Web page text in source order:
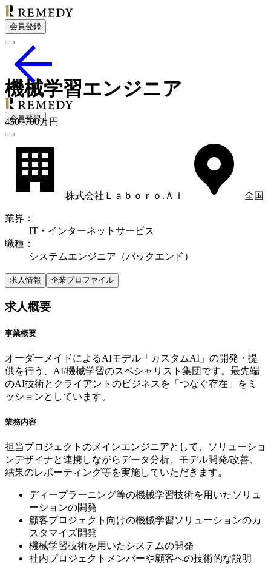
会員登録
会員登録
機械学習エンジニア
450~700万円
株式会社Ｌａｂｏｒｏ.ＡＩ 全国
業界 ：
IT・インターネットサービス
職種 ：
システムエンジニア（バックエンド）
求人情報 企業プロファイル
求人概要
事業概要
オーダーメイドによるAIモデル「カスタムAI」の開発・提
供を行う、AI/機械学習のスペシャリスト集団です。最先端
のAI技術とクライアントのビジネスを「つなぐ存在」をミ
ッションとしています。
業務内容
担当プロジェクトのメインエンジニアとして、ソリューショ
ンデザイナと連携しながらデータ分析、モデル開発/改善、
結果のレポーティング等を実施していただきます。
ディープラーニング等の機械学習技術を用いたソリュ
ーションの開発
顧客プロジェクト向けの機械学習ソリューションのカ
スタマイズ開発
機械学習技術を用いたシステムの開発
社内プロジェクトメンバーや顧客への技術的な説明